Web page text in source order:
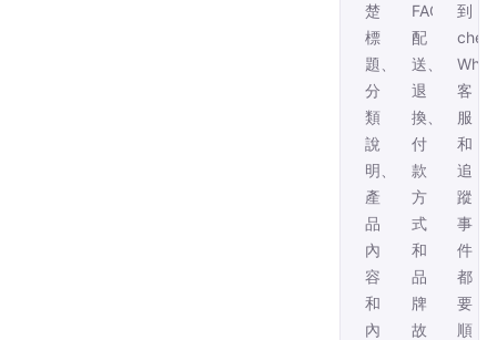
楚
標
題、
分
類
說
明、
產
品
內
容
和
內
FAQ、
配
送、
退
換、
付
款
方
式
和
品
牌
故
到
客
服
和
追
蹤
事
件
都
要
順，